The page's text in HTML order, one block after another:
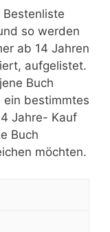
Bestenliste
so werden
ab 14 Jahren
aufgelistet.
Buch
ein bestimmtes
Jahre- Kauf
Buch
möchten.